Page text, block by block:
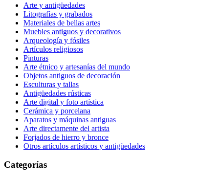
Arte y antigüedades
Litografías y grabados
Materiales de bellas artes
Muebles antiguos y decorativos
Arqueología y fósiles
Artículos religiosos
Pinturas
Arte étnico y artesanías del mundo
Objetos antiguos de decoración
Esculturas y tallas
Antigüedades rústicas
Arte digital y foto artística
Cerámica y porcelana
Aparatos y máquinas antiguas
Arte directamente del artista
Forjados de hierro y bronce
Otros artículos artísticos y antigüedades
Categorías